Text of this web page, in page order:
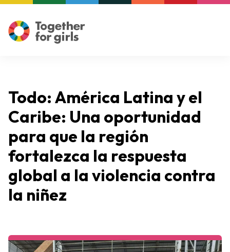
Todo: América Latina y el
Caribe: Una oportunidad
para que la región
fortalezca la respuesta
global a la violencia contra
la niñez